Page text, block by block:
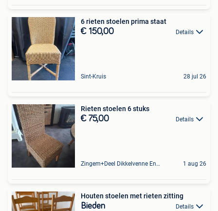
6 rieten stoelen prima staat
€ 150,00 Details
Sint-Kruis 28 jul 26
Rieten stoelen 6 stuks
€ 75,00 Details
Zingem+Deel Dikkelvenne En Nederzwalm-Hermelgem 1 aug 26
Houten stoelen met rieten zitting
Bieden Details